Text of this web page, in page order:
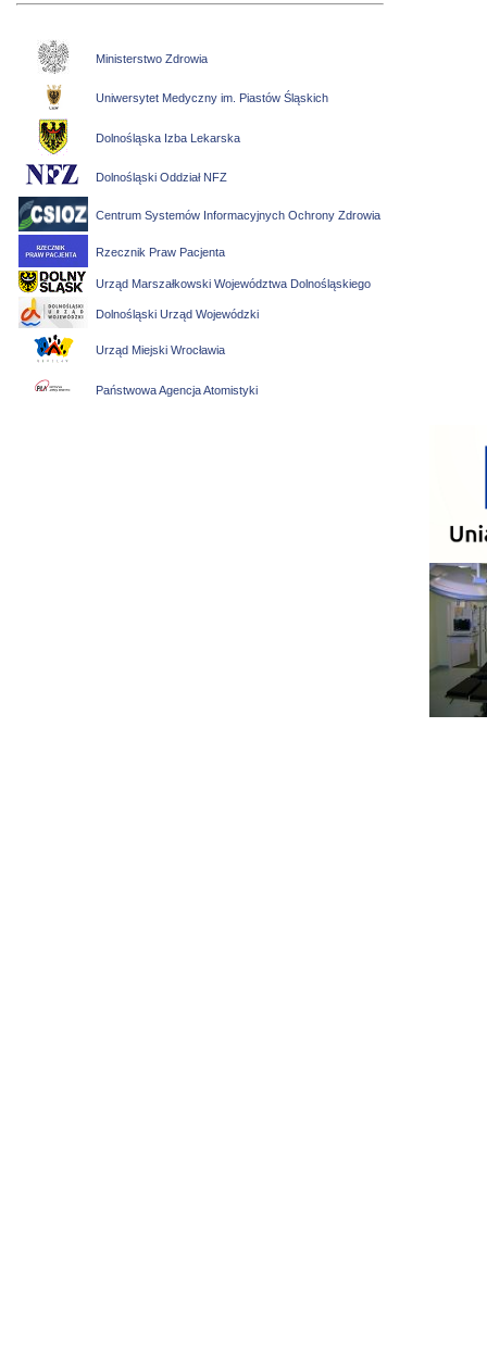
Ministerstwo Zdrowia
Uniwersytet Medyczny im. Piastów Śląskich
Dolnośląska Izba Lekarska
Dolnośląski Oddział NFZ
Centrum Systemów Informacyjnych Ochrony Zdrowia
Rzecznik Praw Pacjenta
Urząd Marszałkowski Województwa Dolnośląskiego
Dolnośląski Urząd Wojewódzki
Urząd Miejski Wrocławia
Państwowa Agencja Atomistyki